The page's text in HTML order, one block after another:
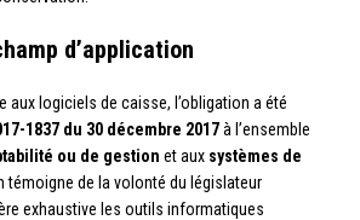
d’application
aux logiciels de caisse, l’obligation a été
1837 du 30 décembre 2017à l’ensemble
ou de gestion et aux systèmes de
témoigne de la volonté du législateur
exhaustive les outils informatiques